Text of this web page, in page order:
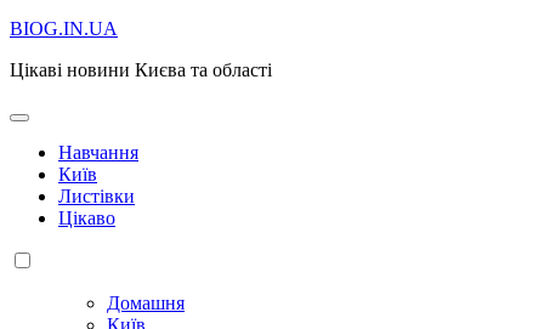
BIOG.IN.UA
Цікаві новини Києва та області
Навчання
Київ
Листівки
Цікаво
Домашня